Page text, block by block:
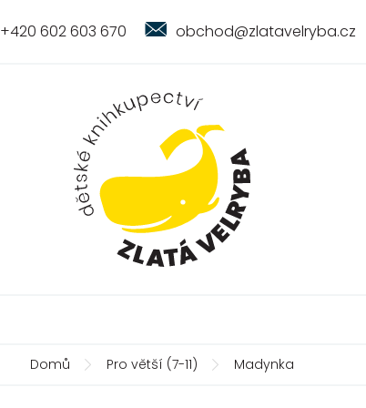
+420 602 603 670 obchod@zlatavelryba.cz
Domů Pro větší (7-11) Madynka